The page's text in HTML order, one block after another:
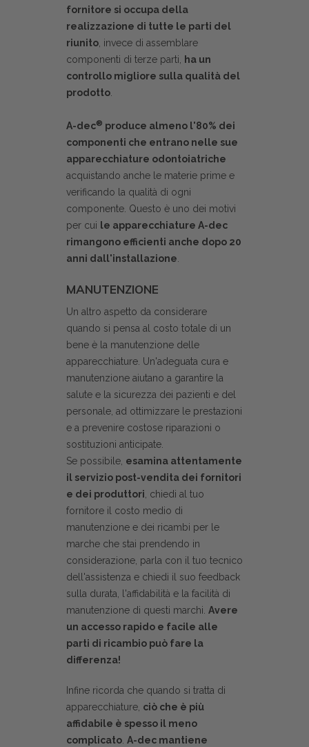
fornitore si occupa della
realizzazione di tutte le parti del
riunito, invece di assemblare
componenti di terze parti, ha un
controllo migliore sulla qualità del
prodotto.
A-dec® produce almeno l'80% dei
componenti che entrano nelle sue
apparecchiature odontoiatriche
acquistando anche le materie prime e
verificando la qualità di ogni
componente. Questo è uno dei motivi
per cui le apparecchiature A-dec
rimangono efficienti anche dopo 20
anni dall'installazione.
MANUTENZIONE
Un altro aspetto da considerare
quando si pensa al costo totale di un
bene è la manutenzione delle
apparecchiature. Un'adeguata cura e
manutenzione aiutano a garantire la
salute e la sicurezza dei pazienti e del
personale, ad ottimizzare le prestazioni
e a prevenire costose riparazioni o
sostituzioni anticipate.
Se possibile, esamina attentamente
il servizio post-vendita dei fornitori
e dei produttori, chiedi al tuo
fornitore il costo medio di
manutenzione e dei ricambi per le
marche che stai prendendo in
considerazione, parla con il tuo tecnico
dell'assistenza e chiedi il suo feedback
sulla durata, l'affidabilità e la facilità di
manutenzione di questi marchi. Avere
un accesso rapido e facile alle
parti di ricambio può fare la
differenza!
Infine ricorda che quando si tratta di
apparecchiature, ciò che è più
affidabile è spesso il meno
complicato. A-dec mantiene